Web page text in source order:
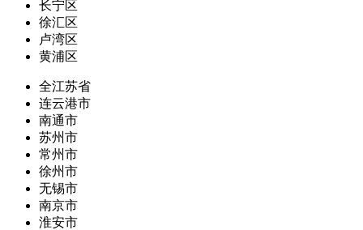
长宁区
徐汇区
卢湾区
黄浦区
全江苏省
连云港市
南通市
苏州市
常州市
徐州市
无锡市
南京市
淮安市